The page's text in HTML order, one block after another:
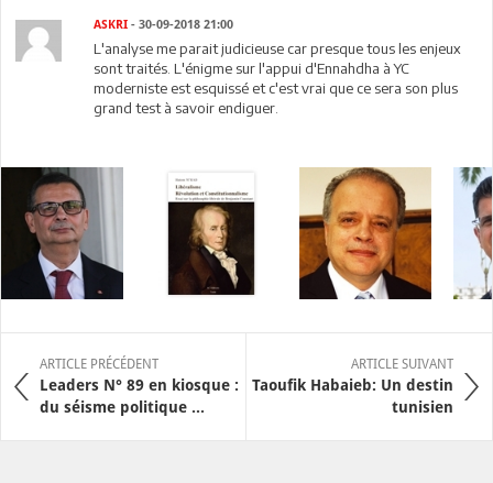
ASKRI - 30-09-2018 21:00
L'analyse me parait judicieuse car presque tous les enjeux
sont traités. L'énigme sur l'appui d'Ennahdha à YC
moderniste est esquissé et c'est vrai que ce sera son plus
grand test à savoir endiguer.
ARTICLE PRÉCÉDENT
Leaders N° 89 en kiosque :
du séisme politique ...
ARTICLE SUIVANT
Taoufik Habaieb: Un destin
tunisien